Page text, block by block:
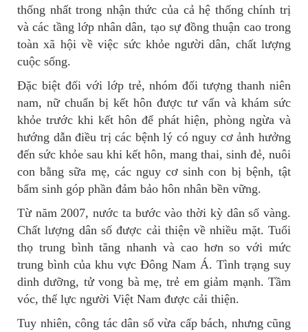
thống nhất trong nhận thức của cả hệ thống chính trị
và các tầng lớp nhân dân, tạo sự đồng thuận cao trong
toàn xã hội về việc sức khỏe người dân, chất lượng
cuộc sống.
Đặc biệt đối với lớp trẻ, nhóm đối tượng thanh niên
nam, nữ chuẩn bị kết hôn được tư vấn và khám sức
khỏe trước khi kết hôn để phát hiện, phòng ngừa và
hướng dẫn điều trị các bệnh lý có nguy cơ ảnh hưởng
đến sức khỏe sau khi kết hôn, mang thai, sinh đẻ, nuôi
con bằng sữa mẹ, các nguy cơ sinh con bị bệnh, tật
bẩm sinh góp phần đảm bảo hôn nhân bền vững.
Từ năm 2007, nước ta bước vào thời kỳ dân số vàng.
Chất lượng dân số được cải thiện về nhiều mặt. Tuổi
thọ trung bình tăng nhanh và cao hơn so với mức
trung bình của khu vực Đông Nam Á. Tình trạng suy
dinh dưỡng, tử vong bà mẹ, trẻ em giảm mạnh. Tầm
vóc, thể lực người Việt Nam được cải thiện.
Tuy nhiên, công tác dân số vừa cấp bách, nhưng cũng